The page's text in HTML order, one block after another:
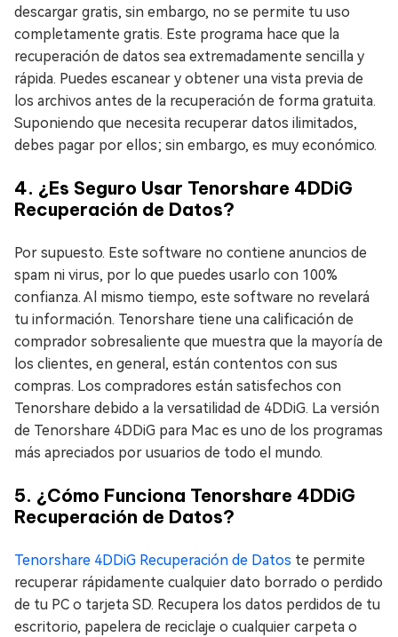
descargar gratis, sin embargo, no se permite tu uso
completamente gratis. Este programa hace que la
recuperación de datos sea extremadamente sencilla y
rápida. Puedes escanear y obtener una vista previa de
los archivos antes de la recuperación de forma gratuita.
Suponiendo que necesita recuperar datos ilimitados,
debes pagar por ellos; sin embargo, es muy económico.
4. ¿Es Seguro Usar Tenorshare 4DDiG
Recuperación de Datos?
Por supuesto. Este software no contiene anuncios de
spam ni virus, por lo que puedes usarlo con 100%
confianza. Al mismo tiempo, este software no revelará
tu información. Tenorshare tiene una calificación de
comprador sobresaliente que muestra que la mayoría de
los clientes, en general, están contentos con sus
compras. Los compradores están satisfechos con
Tenorshare debido a la versatilidad de 4DDiG. La versión
de Tenorshare 4DDiG para Mac es uno de los programas
más apreciados por usuarios de todo el mundo.
5. ¿Cómo Funciona Tenorshare 4DDiG
Recuperación de Datos?
Tenorshare 4DDiG Recuperación de Datos te permite
recuperar rápidamente cualquier dato borrado o perdido
de tu PC o tarjeta SD. Recupera los datos perdidos de tu
escritorio, papelera de reciclaje o cualquier carpeta o